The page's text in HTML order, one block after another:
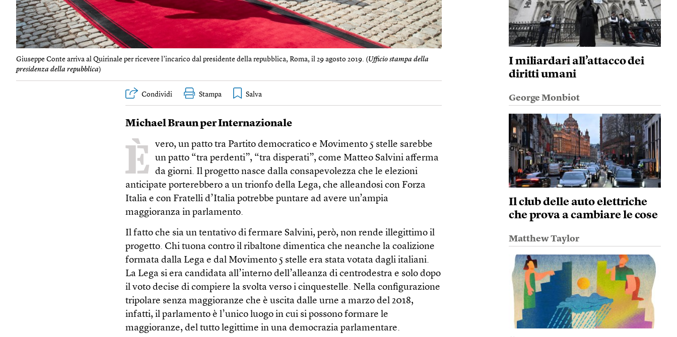
Giuseppe Conte arriva al Quirinale per ricevere l’incarico dal presidente della repubblica, Roma, il 29 agosto 2019. (Ufficio stampa della
presidenza della repubblica)
Condividi Stampa
Michael Braun per Internazionale
È
vero, un patto tra Partito democratico e Movimento 5 stelle sarebbe
un patto “tra perdenti”, “tra disperati”, come Matteo Salvini afferma
da giorni. Il progetto nasce dalla consapevolezza che le elezioni
anticipate porterebbero a un trionfo della Lega, che alleandosi con Forza
Italia e con Fratelli d’Italia potrebbe puntare ad avere un’ampia
maggioranza in parlamento.
Il fatto che sia un tentativo di fermare Salvini, però, non rende illegittimo il
progetto. Chi tuona contro il ribaltone dimentica che neanche la coalizione
formata dalla Lega e dal Movimento 5 stelle era stata votata dagli italiani.
La Lega si era candidata all’interno dell’alleanza di centrodestra e solo dopo
il voto decise di compiere la svolta verso i cinquestelle. Nella configurazione
tripolare senza maggioranze che è uscita dalle urne a marzo del 2018,
infatti, il parlamento è l’unico luogo in cui si possono formare le
maggioranze, del tutto legittime in una democrazia parlamentare.
I miliardari all’attacco dei
diritti umani
George Monbiot
Il club delle auto elettriche
che prova a cambiare le cose
Matthew Taylor